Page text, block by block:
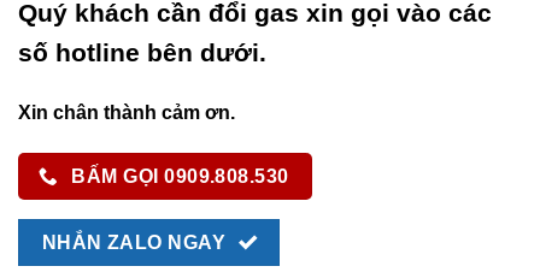
Quý khách cần đổi gas xin gọi vào các
số hotline bên dưới.
Xin chân thành cảm ơn.
BẤM GỌI 0909.808.530
NHẮN ZALO NGAY